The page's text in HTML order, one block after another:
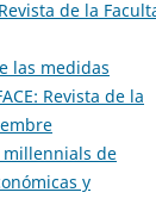
de la
las medidas
Revista de la
millennials de
y